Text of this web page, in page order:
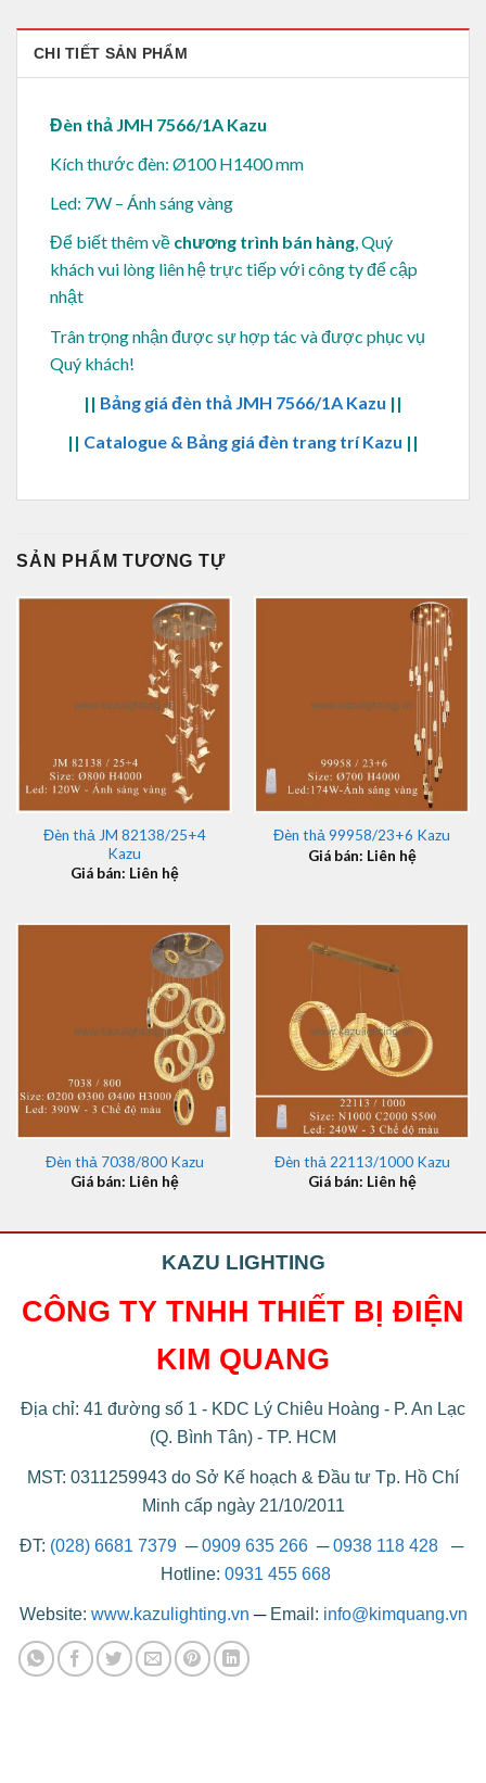
CHI TIẾT SẢN PHẨM
Đèn thả JMH 7566/1A Kazu
Kích thước đèn: Ø100 H1400 mm
Led: 7W – Ánh sáng vàng
Để biết thêm về chương trình bán hàng, Quý
khách vui lòng liên hệ trực tiếp với công ty để cập
nhật
Trân trọng nhận được sự hợp tác và được phục vụ
Quý khách!
|| Bảng giá đèn thả JMH 7566/1A Kazu ||
|| Catalogue & Bảng giá đèn trang trí Kazu ||
SẢN PHẨM TƯƠNG TỰ
Đèn thả JM 82138/25+4
Kazu
Giá bán: Liên hệ
Đèn thả 99958/23+6 Kazu
Giá bán: Liên hệ
Đèn thả 7038/800 Kazu
Giá bán: Liên hệ
Đèn thả 22113/1000 Kazu
Giá bán: Liên hệ
KAZU LIGHTING
CÔNG TY TNHH THIẾT BỊ ĐIỆN
KIM QUANG
Địa chỉ: 41 đường số 1 - KDC Lý Chiêu Hoàng - P. An Lạc
(Q. Bình Tân) - TP. HCM
MST: 0311259943 do Sở Kế hoạch & Đầu tư Tp. Hồ Chí
Minh cấp ngày 21/10/2011
ĐT: (028) 6681 7379 ─0909 635 266─0938 118 428─
Hotline: 0931 455 668
Website: www.kazulighting.vn ─ Email: info@kimquang.vn